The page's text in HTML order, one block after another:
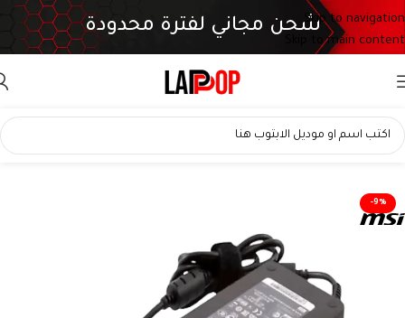
Skip to navigation
Skip to main content
شحن مجاني لفترة محدودة
-9%